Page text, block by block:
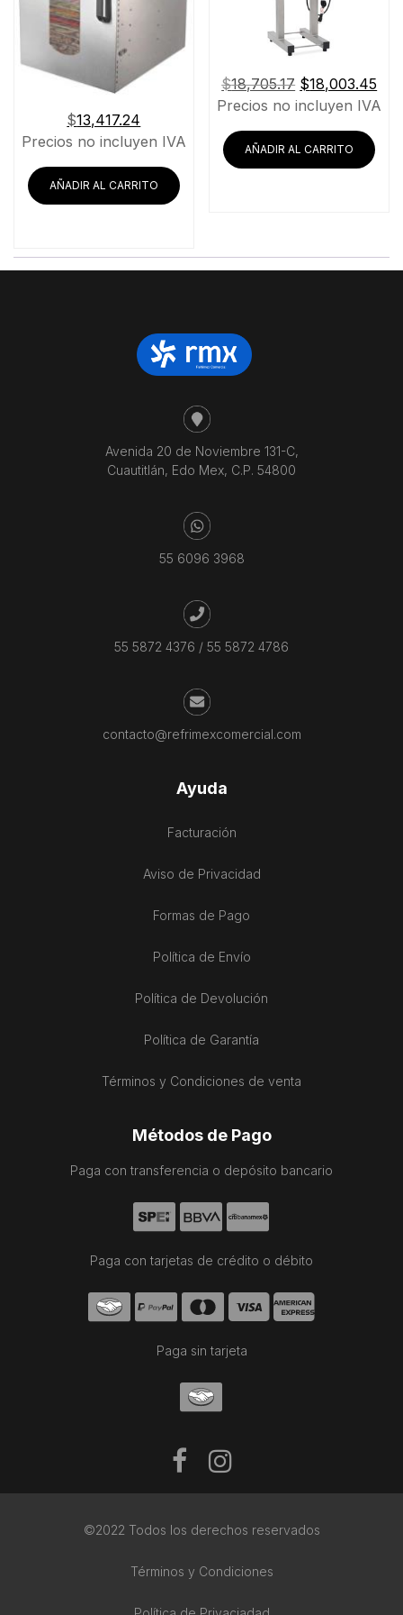
$13,417.24
Precios no incluyen IVA
AÑADIR AL CARRITO
$18,705.17 El
precio
era:
$18,705.17.
$18,003.45
Precios no incluyen IVA
AÑADIR AL CARRITO
Avenida 20 de Noviembre 131-C,
Cuautitlán, Edo Mex, C.P. 54800
55 6096 3968
55 5872 4376 / 55 5872 4786
contacto@refrimexcomercial.com
Ayuda
Facturación
Aviso de Privacidad
Formas de Pago
Política de Envío
Política de Devolución
Política de Garantía
Términos y Condiciones de venta
Métodos de Pago
Paga con transferencia o depósito bancario
Paga con tarjetas de crédito o débito
Paga sin tarjeta
©2022 Todos los derechos reservados
Términos y Condiciones